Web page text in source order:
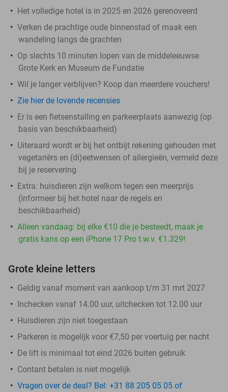
Het volledige hotel is in 2025 en 2026 gerenoveerd
Verken de prachtige oude binnenstad of maak een
wandeling langs de grachten
Op slechts 10 minuten lopen van de middeleeuwse
Grote Kerk en Museum de Fundatie
Wil je langer verblijven? Koop dan meerdere vouchers!
Zie hier de lovende recensies
Er is een fietsenstalling en parkeerplaats aanwezig (op
basis van beschikbaarheid)
Uiteraard wordt er bij het ontbijt rekening gehouden met
vegetariërs en (di)eetwensen of allergieën, vermeld deze
bij je reservering
Extra: huisdieren zijn welkom tegen een meerprijs
(informeer bij het hotel naar de regels en
beschikbaarheid)
Alleen vandaag: bij elke €10 die je besteedt, maak je
gratis kans op een iPhone 17 Pro t.w.v. €1.329!
Grote kleine letters
Geldig vanaf moment van aankoop t/m 31 mrt 2027
Inchecken vanaf 14.00 uur, uitchecken tot 12.00 uur
Huisdieren zijn niet toegestaan
Parkeren is mogelijk voor €7,50 per voertuig per nacht
De lift is minimaal tot eind 2026 buiten gebruik
Contant betalen is niet mogelijk
Vragen over de deal? Bel: +31 88 205 05 05 of